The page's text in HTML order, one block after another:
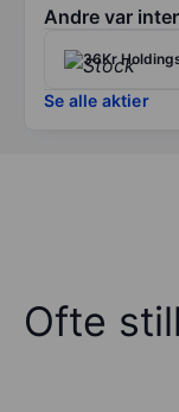
Andre var
36Kr
Se alle aktier
Ofte